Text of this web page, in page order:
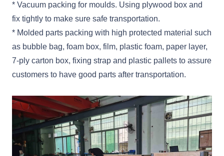
* Vacuum packing for moulds. Using plywood box and
fix tightly to make sure safe transportation.
* Molded parts packing with high protected material such
as bubble bag, foam box, film, plastic foam, paper layer,
7-ply carton box, fixing strap and plastic pallets to assure
customers to have good parts after transportation.